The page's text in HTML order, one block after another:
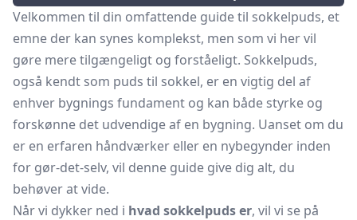
Velkommen til din omfattende guide til sokkelpuds, et
emne der kan synes komplekst, men som vi her vil
gøre mere tilgængeligt og forståeligt. Sokkelpuds,
også kendt som puds til sokkel, er en vigtig del af
enhver bygnings fundament og kan både styrke og
forskønne det udvendige af en bygning. Uanset om du
er en erfaren håndværker eller en nybegynder inden
for gør-det-selv, vil denne guide give dig alt, du
behøver at vide.
Når vi dykker ned i hvad sokkelpuds er, vil vi se på